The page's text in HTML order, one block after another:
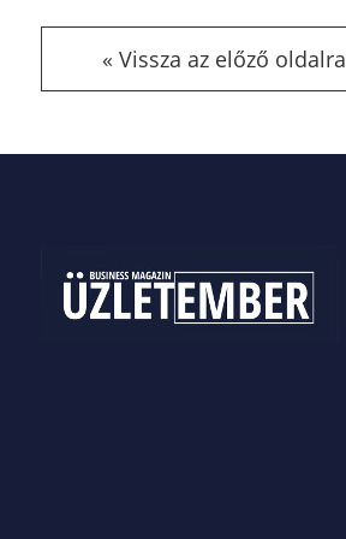
Vissza az előző oldalra